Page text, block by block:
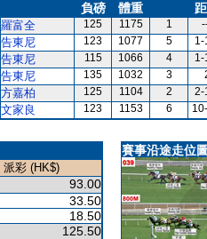
負磅
體重
羅富全 125 1175 1
告東尼 123 1077 5 1-
告東尼 115 1066 4 1-
告東尼 135 1032 3
方嘉柏 125 1104 2 2-
文家良 123 1153 6
派彩 (HK$)
93.00
33.50
18.50
125.50
賽事沿途走位